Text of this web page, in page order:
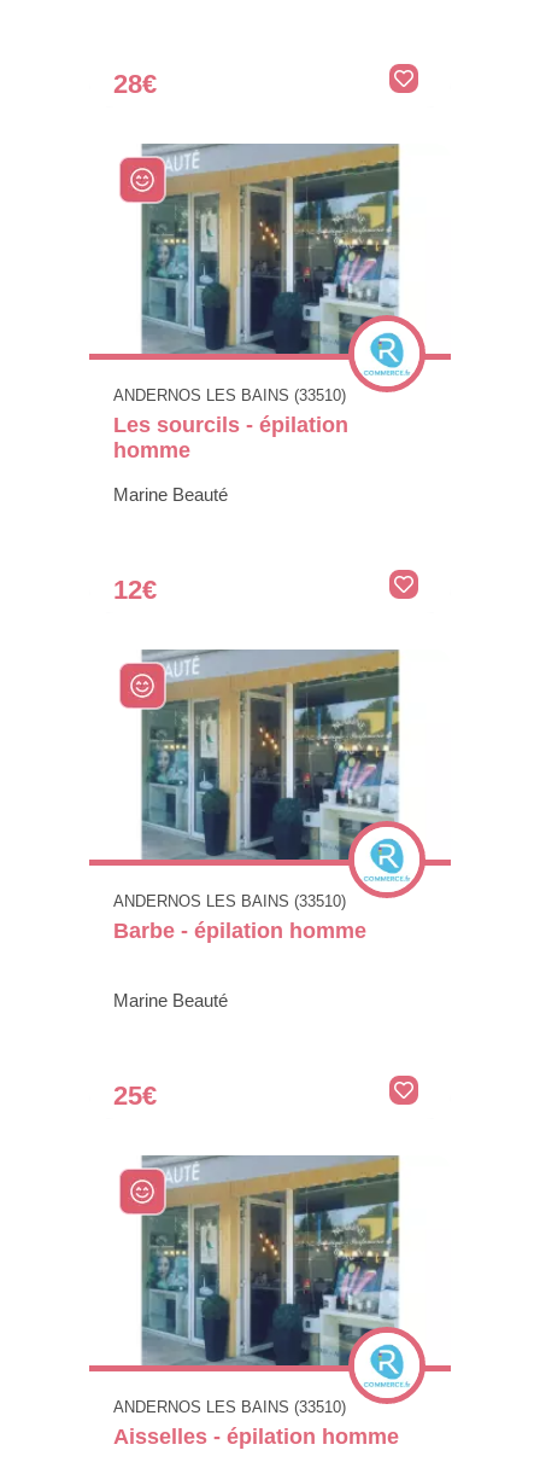
28€
ANDERNOS LES BAINS (33510)
Les sourcils - épilation
homme
Marine Beauté
12€
ANDERNOS LES BAINS (33510)
Barbe - épilation homme
Marine Beauté
25€
ANDERNOS LES BAINS (33510)
Aisselles - épilation homme